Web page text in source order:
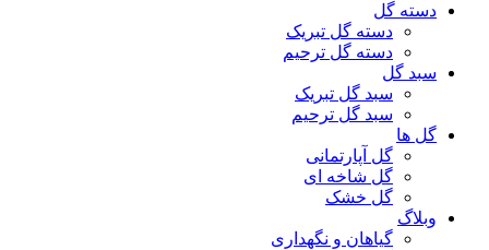
دسته گل
دسته گل تبریک
دسته گل ترحیم
سبد گل
سبد گل تبریک
سبد گل ترحیم
گل ها
گل آپارتمانی
گل شاخه ای
گل خشک
وبلاگ
گیاهان و نگهداری